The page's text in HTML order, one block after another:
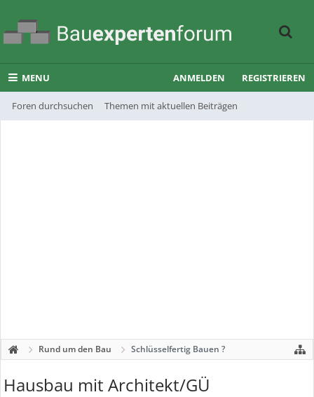
MENU
Foren durchsuchen Themen mit aktuellen Beiträgen
ANMELDEN REGISTRIEREN
Rund um den Bau Schlüsselfertig Bauen ?
Hausbau mit Architekt/GÜ